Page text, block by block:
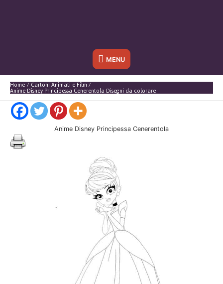
Sotto
l'header
MENU
Home Cartoni Animati e Film
Anime Disney Principessa Cenerentola Disegni da colorare
Anime Disney Principessa Cenerentola